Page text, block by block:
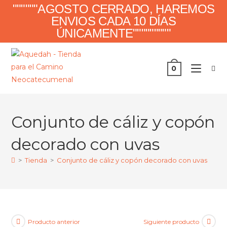
""""""AGOSTO CERRADO, HAREMOS
ENVIOS CADA 10 DÍAS
ÚNICAMENTE"""""""""
0
Conjunto de cáliz y copón
decorado con uvas
> Tienda > Conjunto de cáliz y copón decorado con uvas
Producto anterior Siguiente producto